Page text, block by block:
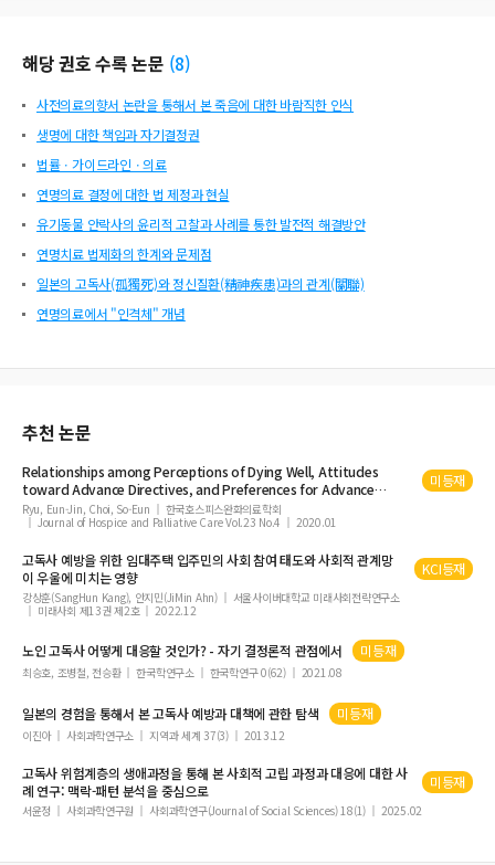
해당 권호 수록 논문 (8)
사전의료의향서 논란을 통해서 본 죽음에 대한 바람직한 인식
생명에 대한 책임과 자기결정권
법률ㆍ가이드라인ㆍ의료
연명의료 결정에 대한 법 제정과 현실
유기동물 안락사의 윤리적 고찰과 사례를 통한 발전적 해결방안
연명치료 법제화의 한계와 문제점
일본의 고독사(孤獨死)와 정신질환(精神疾患)과의 관계(關聯)
연명의료에서 "인격체" 개념
추천 논문
Relationships among Perceptions ofDyingWell, Attitudes
toward Advance Directives, and Preferences for Advance
Directives among Elderly LivingAlone
미등재
Ryu, Eun-Jin, Choi, So-Eun
한국호스피스완화의료학회
Journal of Hospice and Palliative Care Vol.23 No.4
2020.01
고독사 예방을 위한 임대주택 입주민의 사회 참여 태도와 사회적 관계망
이 우울에 미치는 영향
KCI등재
강상훈(SangHun Kang), 안지민(JiMin Ahn)
서울사이버대학교 미래사회전략연구소
미래사회 제13권 제2호
2022.12
노인 고독사 어떻게 대응할 것인가? - 자기 결정론적 관점에서 미등재
최승호, 조병철, 전승환 한국학연구소 한국학연구 0(62) 2021.08
일본의 경험을 통해서 본 고독사 예방과 대책에 관한 탐색 미등재
이진아 사회과학연구소 지역과 세계 37(3) 2013.12
고독사 위험계층의 생애과정을 통해 본 사회적 고립 과정과 대응에 대한 사
례 연구: 맥락-패턴 분석을 중심으로
미등재
서윤정 사회과학연구원 사회과학연구(Journal of Social Sciences) 18(1) 2025.02